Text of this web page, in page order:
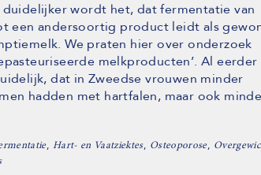
duidelijker wordt het, dat fermentatie van
een andersoortig product leidt als
We praten hier over onderzoek
melkproducten’. Al eerder
dat in Zweedse vrouwen minder
hadden met hartfalen, maar ook
,Hart- en Vaatziektes, Osteoporose,